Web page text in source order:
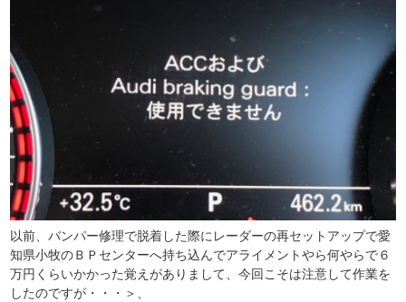
以前、バンパー修理で脱着した際にレーダーの再セットアップで愛
知県小牧のＢＰセンターへ持ち込んでアライメントやら何やらで６
万円くらいかかった覚えがありまして、今回こそは注意して作業を
したのですが・・・＞、